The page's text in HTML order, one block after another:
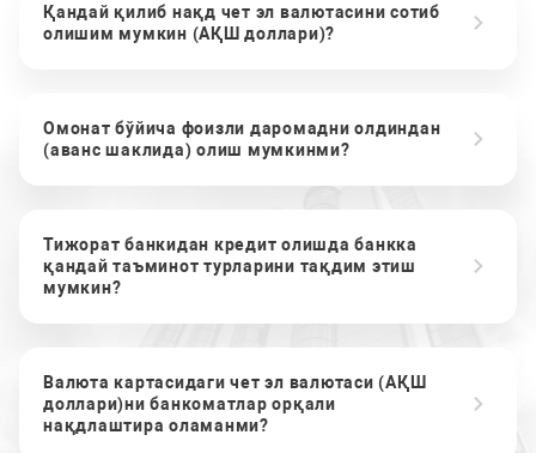
Қандай қилиб нақд чет эл валютасини сотиб
олишим мумкин (АҚШ доллари)?
Омонат бўйича фоизли даромадни олдиндан
(аванс шаклида) олиш мумкинми?
Тижорат банкидан кредит олишда банкка
қандай таъминот турларини тақдим этиш
мумкин?
Валюта картасидаги чет эл валютаси (АҚШ
доллари)ни банкоматлар орқали
нақдлаштира оламанми?